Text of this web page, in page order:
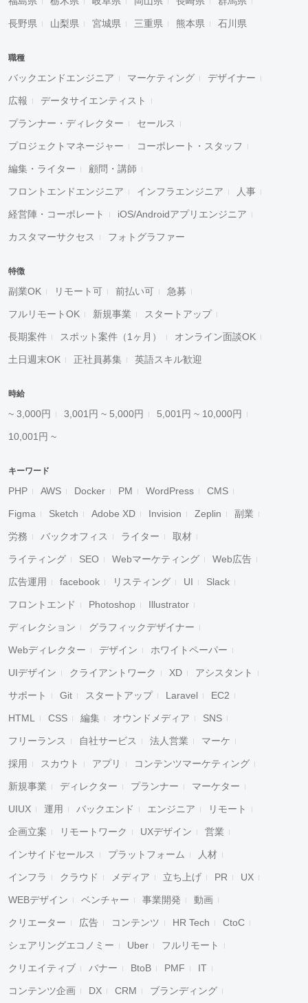
長野県 山梨県 宮城県 三重県 熊本県 石川県
職種
バックエンドエンジニア マーケティング デザイナー
広報 データサイエンティスト
プランナー・ディレクター セールス
プロジェクトマネージャー コーポレート・スタッフ
編集・ライター 顧問・講師
フロントエンドエンジニア インフラエンジニア 人事
経営陣・コーポレート iOS/Androidアプリエンジニア
カスタマーサクセス フォトグラファー
特徴
副業OK リモート可 前払い可 急募
フルリモートOK 新規事業 スタートアップ
長期案件 スポット案件（1ヶ月） オンライン面談OK
土日週末OK 正社員募集 英語スキル歓迎
時給
~ 3,000円 3,001円 ~ 5,000円 5,001円 ~ 10,000円
10,001円 ~
キーワード
PHP AWS Docker PM WordPress CMS
Figma Sketch Adobe XD Invision Zeplin 副業
労務 バックオフィス ライター 取材
ライティング SEO Webマーケティング Web広告
広告運用 facebook リスティング UI Slack
フロントエンド Photoshop Illustrator
ディレクション グラフィックデザイナー
Webディレクター デザイン ホワイトペーパー
UIデザイン クライアントワーク XD アシスタント
サポート Git スタートアップ Laravel EC2
HTML CSS 編集 オウンドメディア SNS
フリーランス 自社サービス 法人営業 マーケ
採用 スカウト アプリ コンテンツマーケティング
新規事業 ディレクター プランナー マーケター
UIUX 運用 バックエンド エンジニア リモート
企画立案 リモートワーク UXデザイン 営業
インサイドセールス プラットフォーム 人材
インフラ クラウド メディア 立ち上げ PR UX
WEBデザイン ベンチャー 事業開発 動画
クリエーター 広告 コンテンツ HR Tech CtoC
シェアリングエコノミー Uber フルリモート
クリエイティブ バナー BtoB PMF IT
コンテンツ企画 DX CRM ブランディング